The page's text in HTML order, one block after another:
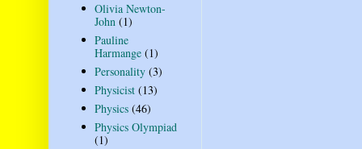
Olivia Newton-
John (1)
Pauline
Harmange (1)
Personality (3)
Physicist (13)
Physics (46)
Physics Olympiad
(1)